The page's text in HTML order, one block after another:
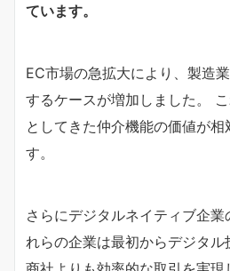
ています。
EC市場の急拡大により、製造
するケースが増加しました。
としてきた仲介機能の価値が相
す。
さらにデジタルネイティブ企業
れらの企業は最初からデジタ